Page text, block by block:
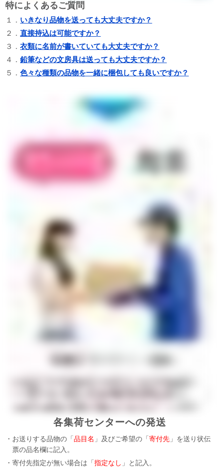
特によくあるご質問
１． いきなり品物を送っても大丈夫ですか？
２．直接持込は可能ですか？
３．衣類に名前が書いていても大丈夫ですか？
４．鉛筆などの文房具は送っても大丈夫ですか？
５．色々な種類の品物を一緒に梱包しても良いですか？
各集荷センターへの発送
・お送りする品物の「品目名 」及びご希望の「寄付先 」を送り状伝
票の品名欄に記入。
・寄付先指定が無い場合は「指定なし 」と記入。